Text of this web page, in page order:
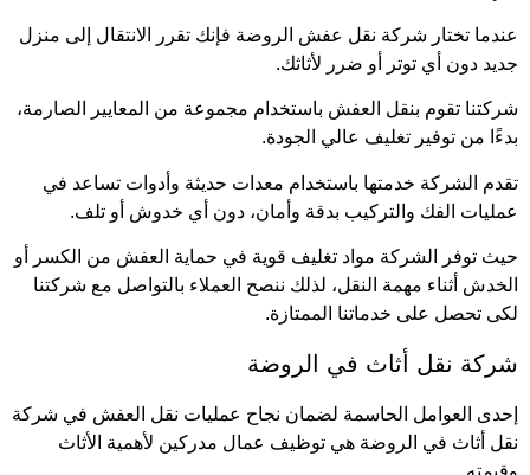
عندما تختار شركة نقل عفش الروضة فإنك تقرر الانتقال إلى منزل
جديد دون أي توتر أو ضرر لأثاثك.
شركتنا تقوم بنقل العفش باستخدام مجموعة من المعايير الصارمة،
بدءًا من توفير تغليف عالي الجودة.
تقدم الشركة خدمتها باستخدام معدات حديثة وأدوات تساعد في
عمليات الفك والتركيب بدقة وأمان، دون أي خدوش أو تلف.
حيث توفر الشركة مواد تغليف قوية في حماية العفش من الكسر أو
الخدش أثناء مهمة النقل، لذلك ننصح العملاء بالتواصل مع شركتنا
لكى تحصل على خدماتنا الممتازة.
شركة نقل أثاث في الروضة
إحدى العوامل الحاسمة لضمان نجاح عمليات نقل العفش في شركة
نقل أثاث في الروضة هي توظيف عمال مدركين لأهمية الأثاث
وقيمته.